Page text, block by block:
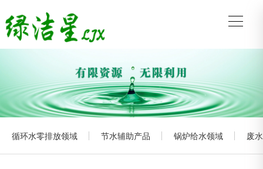
循环水零排放领域 节水辅助产品 锅炉给水领域 废